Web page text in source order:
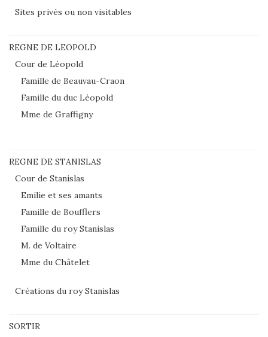
Sites privés ou non visitables
REGNE DE LEOPOLD
Cour de Léopold
Famille de Beauvau-Craon
Famille du duc Léopold
Mme de Graffigny
REGNE DE STANISLAS
Cour de Stanislas
Emilie et ses amants
Famille de Boufflers
Famille du roy Stanislas
M. de Voltaire
Mme du Châtelet
Créations du roy Stanislas
SORTIR